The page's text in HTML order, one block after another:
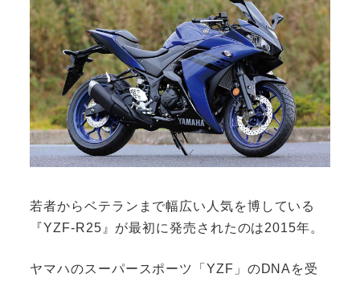
若者からベテランまで幅広い人気を博している
『YZF-R25』が最初に発売されたのは2015年。
ヤマハのスーパースポーツ「YZF」のDNAを受